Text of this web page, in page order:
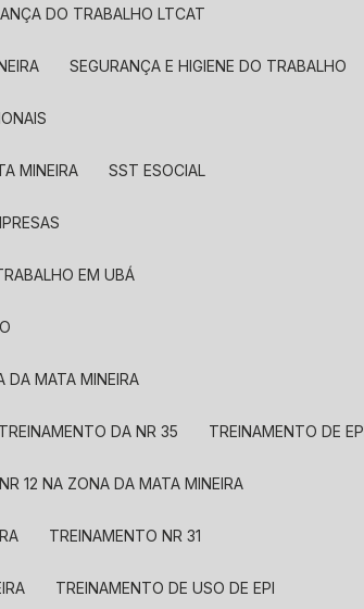
DO TRABALHO LTCAT
SEGURANÇA E HIGIENE DO TRABALHO
MINEIRA SST ESOCIAL
EM UBÁ
DA MATA MINEIRA
TREINAMENTO DA NR 35 TREINAMENTO DE
12 NA ZONA DA MATA MINEIRA
TREINAMENTO NR 31
TREINAMENTO DE USO DE EPI